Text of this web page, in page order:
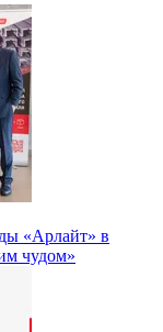
«Арлайт» в
чудом»